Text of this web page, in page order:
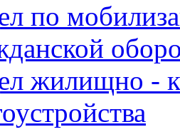
по
жилищно -